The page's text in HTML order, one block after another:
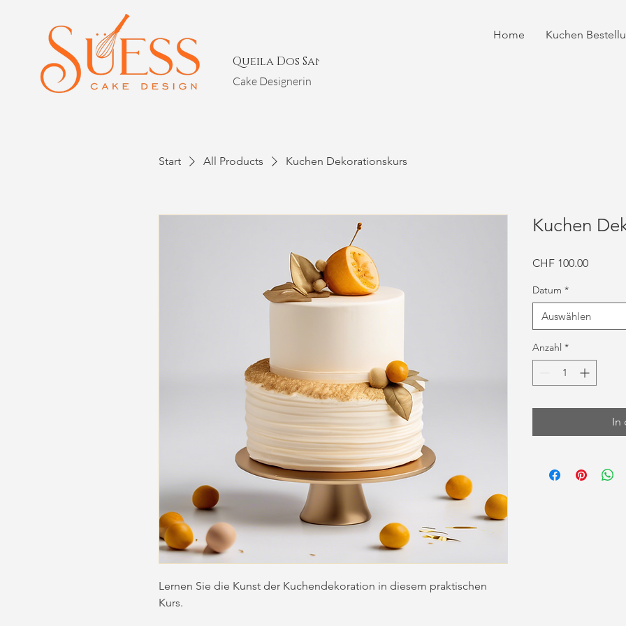
Queila Dos Santos
Cake Designerin
Home Kuchen
Start All Products Kuchen Dekorationskurs
Lernen Sie die Kunst der Kuchendekoration in diesem praktischen
Kurs.
Kuchen
CHF 100.00Preis
Datum *
Auswählen
Anzahl *
In